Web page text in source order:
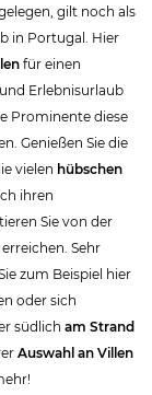
gilt noch als
in Portugal. Hier
für einen
Erlebnisurlaub
Prominente diese
Genießen Sie die
vielen hübschen
ihren
Sie von der
Sehr
zum Beispiel hier
oder sich
südlich am Strand
Auswahl an Villen